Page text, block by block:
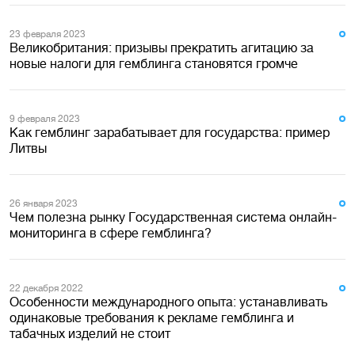
23 февраля 2023
Великобритания: призывы прекратить агитацию за
новые налоги для гемблинга становятся громче
9 февраля 2023
Как гемблинг зарабатывает для государства: пример
Литвы
26 января 2023
Чем полезна рынку Государственная система онлайн-
мониторинга в сфере гемблинга?
22 декабря 2022
Особенности международного опыта: устанавливать
одинаковые требования к рекламе гемблинга и
табачных изделий не стоит